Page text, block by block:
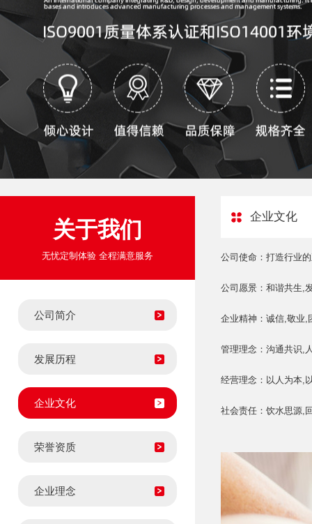
关于我们
无忧定制体验 全程满意服务
公司简介
发展历程
企业文化
荣誉资质
企业理念
企业文化
公司使命：打造行业
公司愿景：和谐共生,
企业精神：诚信,敬业,
管理理念：沟通共识,
经营理念：以人为本,
社会责任：饮水思源,